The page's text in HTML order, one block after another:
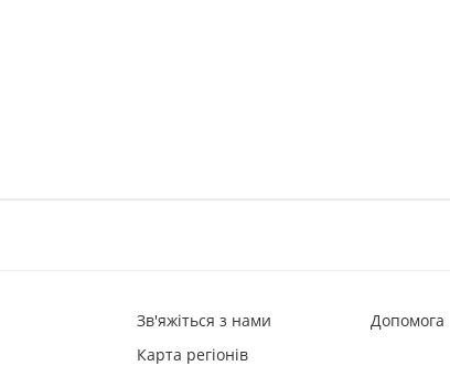
Зв'яжіться з нами
Карта регіонів
Допомога